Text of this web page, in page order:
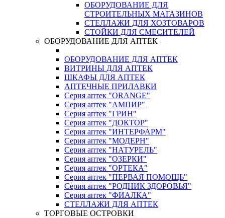
ОБОРУДОВАНИЕ ДЛЯ
СТРОИТЕЛЬНЫХ МАГАЗИНОВ
СТЕЛЛАЖИ ДЛЯ ХОЗТОВАРОВ
СТОЙКИ ДЛЯ СМЕСИТЕЛЕЙ
ОБОРУДОВАНИЕ ДЛЯ АПТЕК
ОБОРУДОВАНИЕ ДЛЯ АПТЕК
ВИТРИНЫ ДЛЯ АПТЕК
ШКАФЫ ДЛЯ АПТЕК
АПТЕЧНЫЕ ПРИЛАВКИ
Серия аптек "ORANGE"
Серия аптек "АМПИР"
Серия аптек "ГРИН"
Серия аптек "ДОКТОР"
Серия аптек "ИНТЕРФАРМ"
Серия аптек "МОДЕРН"
Серия аптек "НАТУРЕЛЬ"
Серия аптек "ОЗЕРКИ"
Серия аптек "ОРТЕКА"
Серия аптек "ПЕРВАЯ ПОМОЩЬ"
Серия аптек "РОДНИК ЗДОРОВЬЯ"
Серия аптек "ФИАЛКА"
СТЕЛЛАЖИ ДЛЯ АПТЕК
ТОРГОВЫЕ ОСТРОВКИ